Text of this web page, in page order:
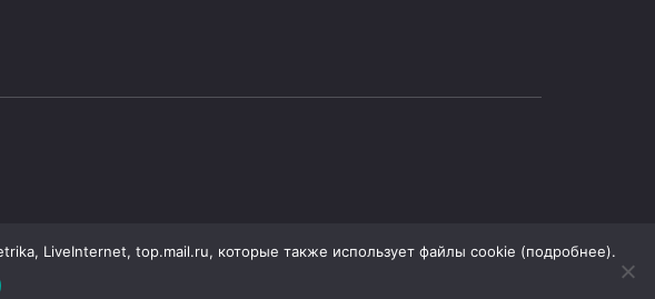
LiveInternet, top.mail.ru, которые также использует файлы cookie (подробнее).